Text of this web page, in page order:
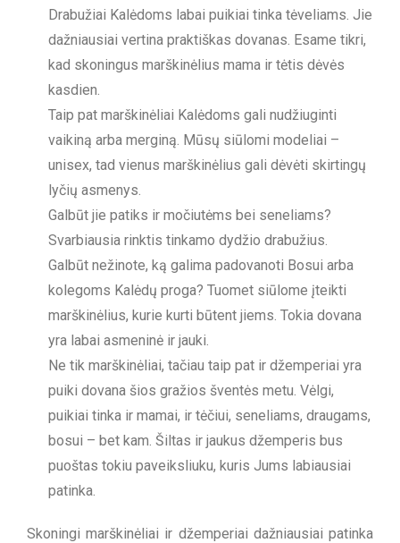
Drabužiai Kalėdoms labai puikiai tinka tėveliams. Jie
dažniausiai vertina praktiškas dovanas. Esame tikri,
kad skoningus marškinėlius mama ir tėtis dėvės
kasdien.
Taip pat marškinėliai Kalėdoms gali nudžiuginti
vaikiną arba merginą. Mūsų siūlomi modeliai –
unisex, tad vienus marškinėlius gali dėvėti skirtingų
lyčių asmenys.
Galbūt jie patiks ir močiutėms bei seneliams?
Svarbiausia rinktis tinkamo dydžio drabužius.
Galbūt nežinote, ką galima padovanoti Bosui arba
kolegoms Kalėdų proga? Tuomet siūlome įteikti
marškinėlius, kurie kurti būtent jiems. Tokia dovana
yra labai asmeninė ir jauki.
Ne tik marškinėliai, tačiau taip pat ir džemperiai yra
puiki dovana šios gražios šventės metu. Vėlgi,
puikiai tinka ir mamai, ir tėčiui, seneliams, draugams,
bosui – bet kam. Šiltas ir jaukus džemperis bus
puoštas tokiu paveiksliuku, kuris Jums labiausiai
patinka.
Skoningi marškinėliai ir džemperiai dažniausiai patinka